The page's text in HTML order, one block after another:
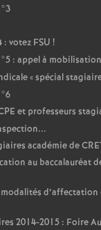
: votez FSU !
: appel à mobilisation
«spécial
et professeurs
académie de
au baccalauréat
d’affectation
2014-2015 : Foire